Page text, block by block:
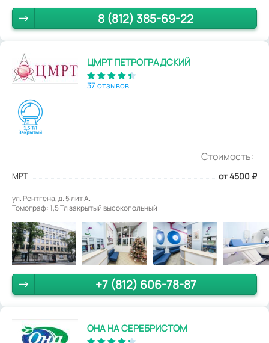
8 (812) 385-69-22
ЦМРТ ПЕТРОГРАДСКИЙ
37 отзывов
Стоимость:
МРТ от 4500 ₽
ул. Рентгена, д. 5 лит.А.
Томограф: 1,5 Тл закрытый высокопольный
+7 (812) 606-78-87
ОНА НА СЕРЕБРИСТОМ